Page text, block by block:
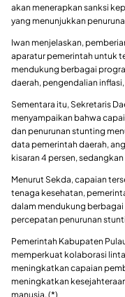
akan menerapkan sanksi
yang menunjukkan
Iwan menjelaskan,
aparatur pemerintah untuk
mendukung berbagai
daerah, pengendalian
Sementara itu, Sekretaris
menyampaikan bahwa
dan penurunan stunting
data pemerintah daerah,
kisaran 4 persen,
Menurut Sekda, capaian
tenaga kesehatan,
dalam mendukung
percepatan penurunan
Pemerintah Kabupaten
memperkuat kolaborasi
meningkatkan capaian
meningkatkan
manusia. (*)